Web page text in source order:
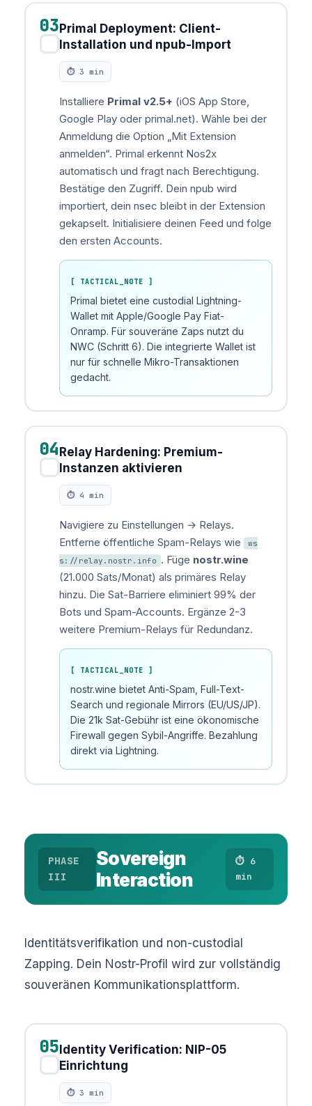
03 Primal Deployment: Client-
Installation und npub-Import
⏱ 3 min
Installiere Primal v2.5+ (iOS App Store,
Google Play oder primal.net). Wähle bei der
Anmeldung die Option „Mit Extension
anmelden“. Primal erkennt Nos2x
automatisch und fragt nach Berechtigung.
Bestätige den Zugriff. Dein npub wird
importiert, dein nsec bleibt in der Extension
gekapselt. Initialisiere deinen Feed und folge
den ersten Accounts.
[ TACTICAL_NOTE ]
Primal bietet eine custodial Lightning-
Wallet mit Apple/Google Pay Fiat-
Onramp. Für souveräne Zaps nutzt du
NWC (Schritt 6). Die integrierte Wallet ist
nur für schnelle Mikro-Transaktionen
gedacht.
04 Relay Hardening: Premium-
Instanzen aktivieren
⏱ 4 min
Navigiere zu Einstellungen → Relays.
Entferne öffentliche Spam-Relays wie
ws
s://relay.nostr.info . Füge nostr.wine
(21.000 Sats/Monat) als primäres Relay
hinzu. Die Sat-Barriere eliminiert 99% der
Bots und Spam-Accounts. Ergänze 2-3
weitere Premium-Relays für Redundanz.
[ TACTICAL_NOTE ]
nostr.wine bietet Anti-Spam, Full-Text-
Search und regionale Mirrors (EU/US/JP).
Die 21k Sat-Gebühr ist eine ökonomische
Firewall gegen Sybil-Angriffe. Bezahlung
direkt via Lightning.
PHASE
III
Sovereign
Interaction
⏱ 6
min
Identitätsverifikation und non-custodial
Zapping. Dein Nostr-Profil wird zur vollständig
souveränen Kommunikationsplattform.
05 Identity Verification: NIP-05
Einrichtung
⏱ 3 min